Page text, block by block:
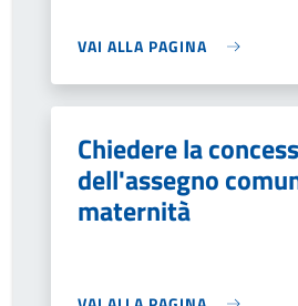
VAI ALLA PAGINA
Chiedere la
dell'assegno
maternità